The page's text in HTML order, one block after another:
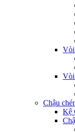
Chậu
Kệ